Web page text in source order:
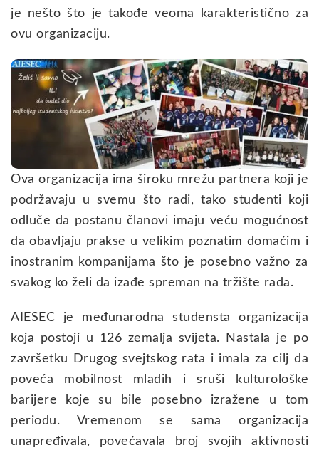
je nešto što je takođe veoma karakteristično za
ovu organizaciju.
Ova organizacija ima široku mrežu partnera koji je
podržavaju u svemu što radi, tako studenti koji
odluče da postanu članovi imaju veću mogućnost
da obavljaju prakse u velikim poznatim domaćim i
inostranim kompanijama što je posebno važno za
svakog ko želi da izađe spreman na tržište rada.
AIESEC je međunarodna studensta organizacija
koja postoji u 126 zemalja svijeta. Nastala je po
završetku Drugog svejtskog rata i imala za cilj da
poveća mobilnost mladih i sruši kulturološke
barijere koje su bile posebno izražene u tom
periodu. Vremenom se sama organizacija
unapređivala, povećavala broj svojih aktivnosti